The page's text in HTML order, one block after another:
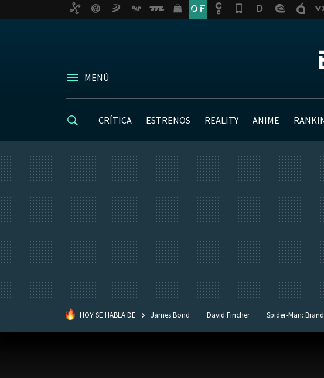
MENÚ
CRÍTICA ESTRENOS REALITY ANIME
HOY SE HABLA DE James Bond David Fincher Spider-Man: